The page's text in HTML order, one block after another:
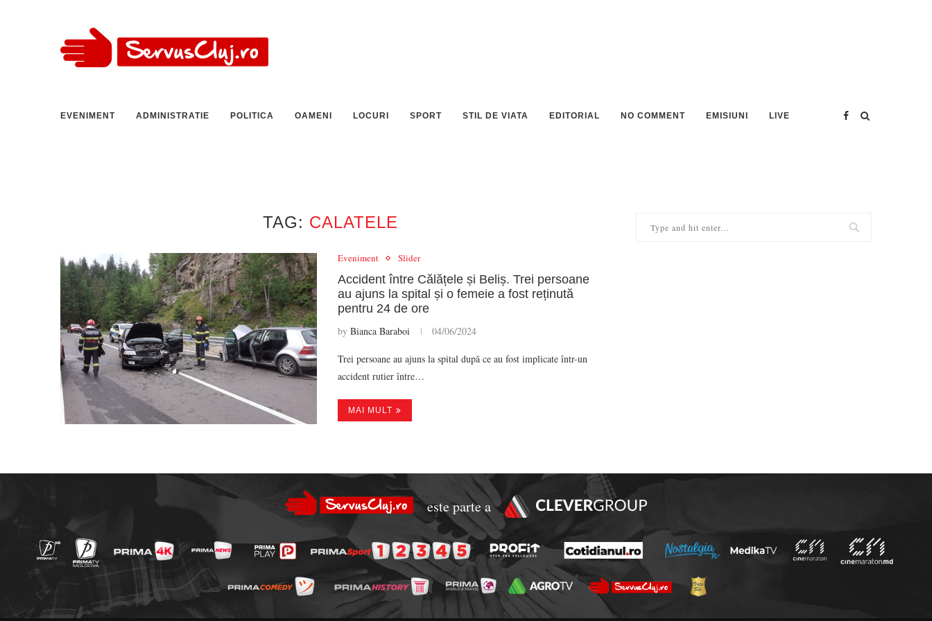
EVENIMENT ADMINISTRATIE POLITICA OAMENI LOCURI SPORT STIL DE VIATA EDITORIAL NO COMMENT EMISIUNI LIVE
TAG: CALATELE
Eveniment Slider
Accident între Călățele și Beliș. Trei persoane
au ajuns la spital și o femeie a fost reținută
pentru 24 de ore
by Bianca Baraboi 04/06/2024
Trei persoane au ajuns la spital după ce au fost implicate într-un
accident rutier între…
MAI MULT
este parte a